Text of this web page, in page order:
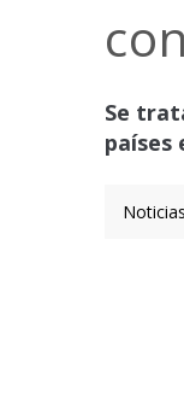
Se
países
Noticias